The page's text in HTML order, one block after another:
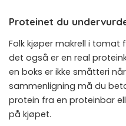
Proteinet du
Folk kjøper makrell i
det også er en real
en boks er ikke småtteri
sammenligning må du
protein fra en proteinbar
på kjøpet.